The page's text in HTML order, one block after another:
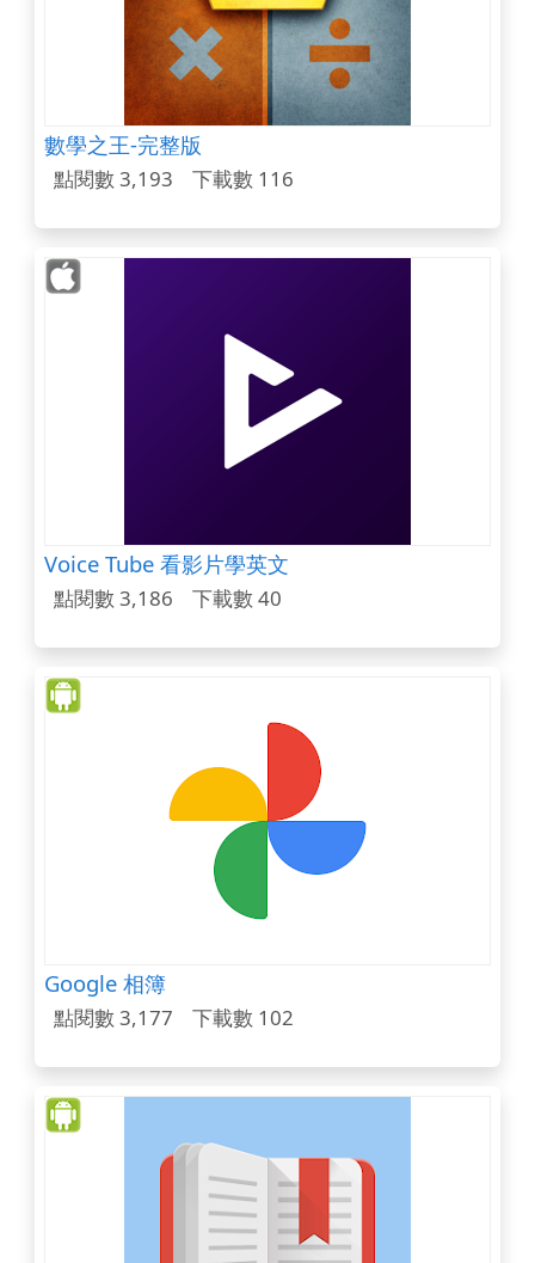
數學之王-完整版
點閱數 3,193 下載數 116
Voice Tube 看影片學英文
點閱數 3,186 下載數 40
Google 相簿
點閱數 3,177 下載數 102